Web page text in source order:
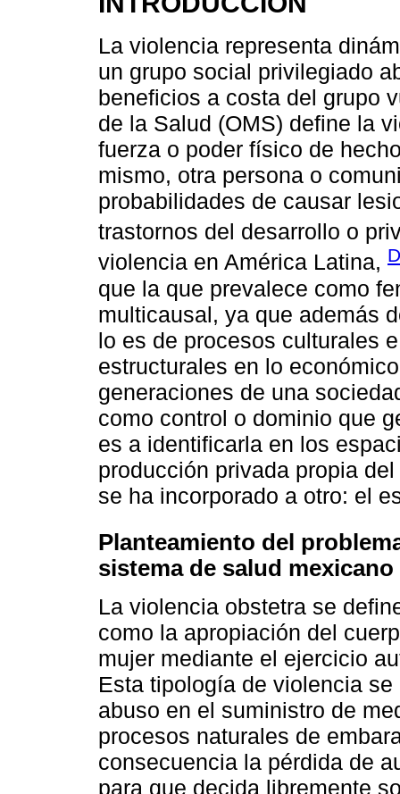
La violencia representa
un grupo social privilegiado
beneficios a costa del grupo
de la Salud (OMS) define la
fuerza o poder físico de
mismo, otra persona o
probabilidades de causar
trastornos del desarrollo o
violencia en América Latina,
que la que prevalece como
multicausal, ya que además
lo es de procesos culturales
estructurales en lo
generaciones de una
como control o dominio que
es a identificarla en los
producción privada propia
se ha incorporado a otro: el
Planteamiento del
sistema de salud mexicano
La violencia obstetra se
como la apropiación del
mujer mediante el ejercicio
Esta tipología de violencia
abuso en el suministro de
procesos naturales de
consecuencia la pérdida de
para que decida libremente